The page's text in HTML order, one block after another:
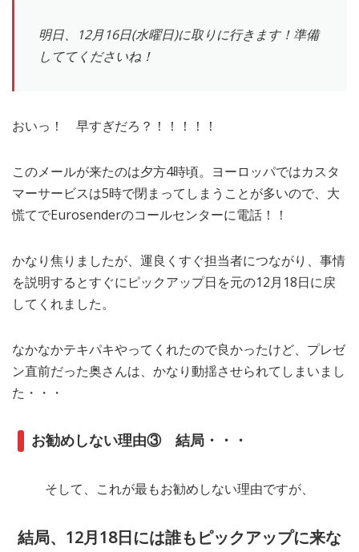
明日、12月16日(水曜日)に取りに行きます！準備
しててくださいね！
おいっ！ 早すぎだろ？！！！！！
このメールが来たのは夕方4時頃。ヨーロッパではカスタ
マーサービスは5時で閉まってしまうことが多いので、大
慌てでEurosenderのコールセンターに電話！！
かなり焦りましたが、運良くすぐ担当者につながり、事情
を説明するとすぐにピックアップ日を元の12月18日に戻
してくれました。
なかなかテキパキやってくれたので良かったけど、プレゼ
ン直前だった奥さんは、かなり動揺させられてしまいまし
た・・・
お勧めしない理由③ 結局・・・
そして、これが最もお勧めしない理由ですが、
結局、12月18日には誰もピックアップに来な